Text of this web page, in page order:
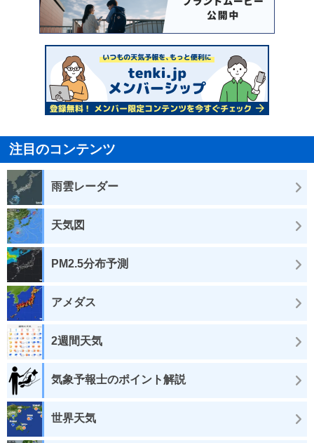
注目のコンテンツ
雨雲レーダー
天気図
PM2.5分布予測
アメダス
2週間天気
気象予報士のポイント解説
世界天気